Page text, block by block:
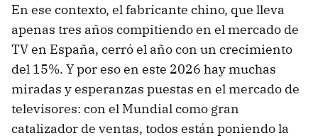
En ese contexto, el fabricante chino, que lleva
apenas tres años compitiendo en el mercado de
TV en España, cerró el año con un crecimiento
del 15%. Y por eso en este 2026 hay muchas
miradas y esperanzas puestas en el mercado de
televisores: con el Mundial como gran
catalizador de ventas, todos están poniendo la